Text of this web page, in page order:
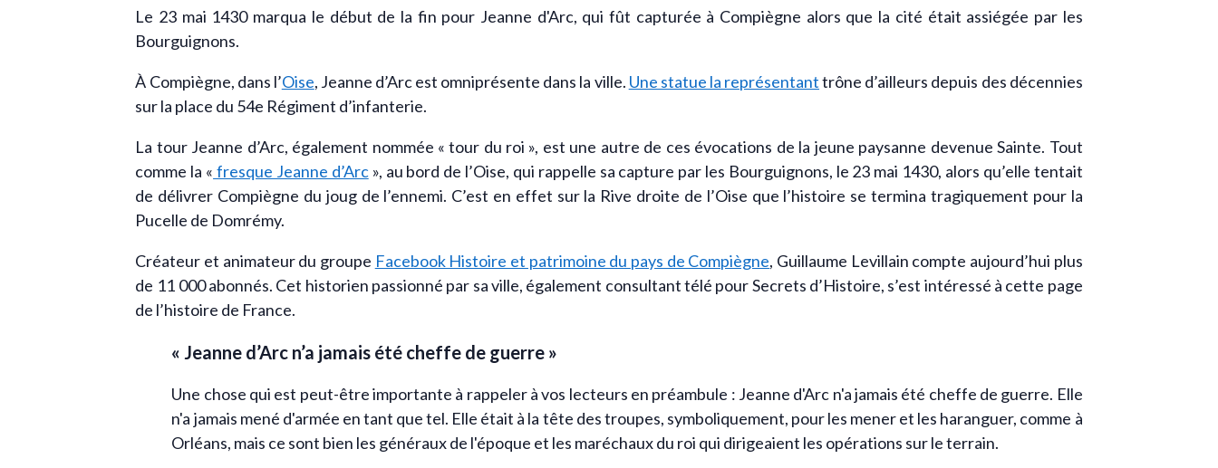
Le 23 mai 1430 marqua le début de la fin pour Jeanne d'Arc, qui fût capturée à Compiègne alors que la cité était assiégée par les
Bourguignons.
À Compiègne, dans l’Oise, Jeanne d’Arc est omniprésente dans la ville. Une statue la représentanttrône d’ailleurs depuis des décennies
sur la place du 54e Régiment d’infanterie.
La tour Jeanne d’Arc, également nommée « tour du roi », est une autre de ces évocations de la jeune paysanne devenue Sainte. Tout
comme la « fresque Jeanne d’Arc», au bord de l’Oise, qui rappelle sa capture par les Bourguignons, le 23 mai 1430, alors qu’elle tentait
de délivrer Compiègne du joug de l’ennemi. C’est en effet sur la Rive droite de l’Oise que l’histoire se termina tragiquement pour la
Pucelle de Domrémy.
Créateur et animateur du groupe Facebook Histoire et patrimoine du pays de Compiègne, Guillaume Levillain compte aujourd’hui plus
de 11 000 abonnés. Cet historien passionné par sa ville, également consultant télé pour Secrets d’Histoire, s’est intéressé à cette page
de l’histoire de France.
« Jeanne d’Arc n’a jamais été cheffe de guerre »
Une chose qui est peut-être importante à rappeler à vos lecteurs en préambule : Jeanne d'Arc n'a jamais été cheffe de guerre. Elle
n'a jamais mené d'armée en tant que tel. Elle était à la tête des troupes, symboliquement, pour les mener et les haranguer, comme à
Orléans, mais ce sont bien les généraux de l'époque et les maréchaux du roi qui dirigeaient les opérations sur le terrain.